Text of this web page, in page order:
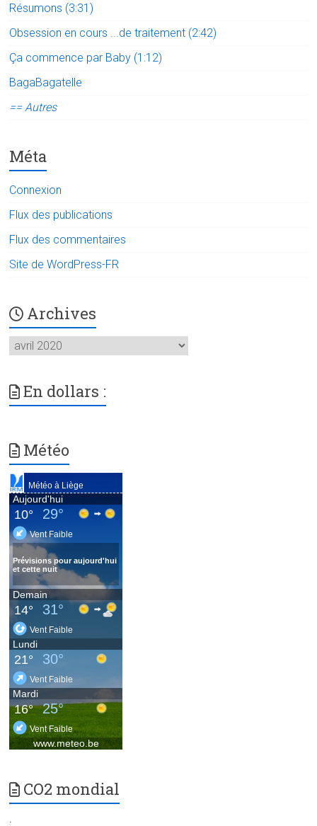
Résumons (3:31)
Obsession en cours ...de traitement (2:42)
Ça commence par Baby (1:12)
BagaBagatelle
== Autres
Méta
Connexion
Flux des publications
Flux des commentaires
Site de WordPress-FR
Archives
Archives
En dollars :
Météo
CO2 mondial